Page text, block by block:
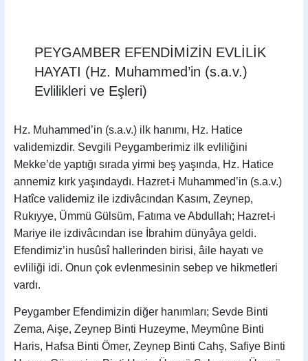
PEYGAMBER EFENDİMİZİN EVLİLİK
HAYATI (Hz. Muhammed’in (s.a.v.)
Evlilikleri ve Eşleri)
Hz. Muhammed’in (s.a.v.) ilk hanımı, Hz. Hatice
validemizdir. Sevgili Peygamberimiz ilk evliliğini
Mekke’de yaptığı sırada yirmi beş yaşında, Hz. Hatice
annemiz kırk yaşındaydı. Hazret-i Muhammed’in (s.a.v.)
Hatîce validemiz ile izdivâcından Kasım, Zeynep,
Rukıyye, Ümmü Gülsüm, Fatıma ve Abdullah; Hazret-i
Mariye ile izdivâcından ise İbrahim dün­yâya geldi.
Efendimiz’in husûsî hallerinden birisi, âile hayatı ve
evliliği idi. Onun çok evlenmesinin sebep ve hikmetleri
vardı.
Peygamber Efendimizin diğer hanımları; Sevde Binti
Zema, Aişe, Zeynep Binti Huzeyme, Meymûne Binti
Haris, Hafsa Binti Ömer, Zeynep Binti Cahş, Safiye Binti